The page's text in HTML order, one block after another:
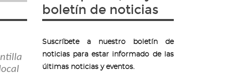
boletín de noticias
Suscríbete a nuestro boletín de
noticias para estar informado de las
últimas noticias y eventos.